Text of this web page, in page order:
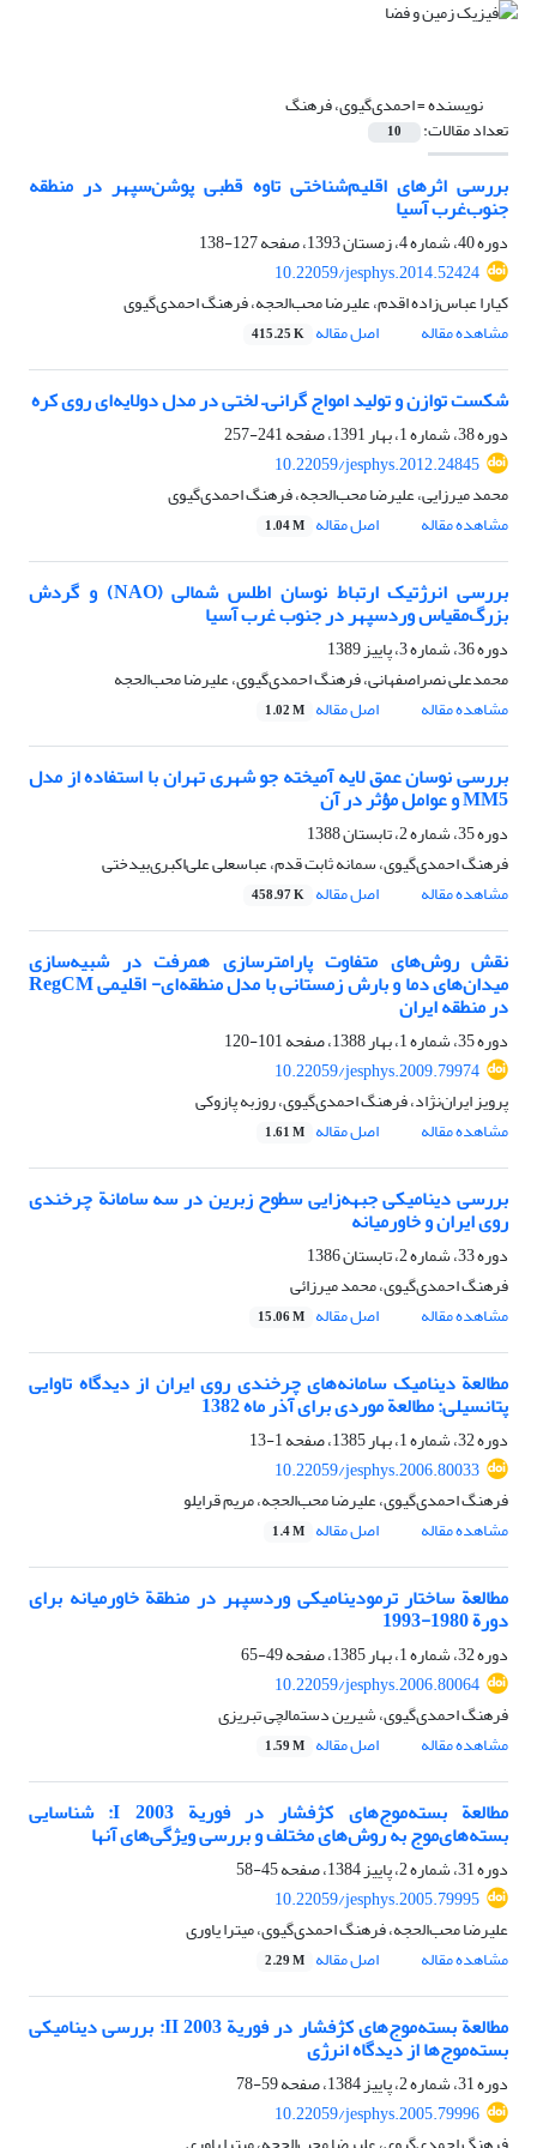
نویسنده =احمدی‌گیوی، فرهنگ
تعداد مقالات: 10
بررسی اثرهای اقلیم‌شناختی تاوه قطبی پوشن‌سپهر در منطقه
جنوب‌غرب آسیا
دوره 40، شماره 4، زمستان 1393، صفحه
127-138
10.22059/jesphys.2014.52424
کیارا عباس‌زاده ‌اقدم، علیرضا محب‌الحجه، فرهنگ احمدی‌گیوی
مشاهده مقاله
اصل مقاله 415.25 K
شکست توازن و تولید امواج گرانی– لختی در مدل دولایه‌ای روی کره
دوره 38، شماره 1، بهار 1391، صفحه
241-257
10.22059/jesphys.2012.24845
محمد میرزایی، علیرضا محب‌الحجه، فرهنگ احمدی‌گیوی
مشاهده مقاله
اصل مقاله 1.04 M
بررسی انرژتیک ارتباط نوسان اطلس شمالی (NAO) و گردش
بزرگ‌مقیاس وردسپهر در جنوب غرب آسیا
دوره 36، شماره 3، پاییز 1389
محمدعلی نصراصفهانی، فرهنگ احمدی‌گیوی، علیرضا محب‌الحجه
مشاهده مقاله
اصل مقاله 1.02 M
بررسی نوسان عمق لایه آمیخته جو شهری تهران با استفاده از مدل
MM5 و عوامل مؤثر در آن
دوره 35، شماره 2، تابستان 1388
فرهنگ احمدی‌گیوی، سمانه ثابت قدم، عباسعلی علی‌اکبری‌بیدختی
مشاهده مقاله
اصل مقاله 458.97 K
نقش روش‌های متفاوت پارامتر‌سازی همرفت در شبیه‌سازی
میدان‌های دما و بارش زمستانی با مدل منطقه‌ای- اقلیمی RegCM
در منطقه ایران
دوره 35، شماره 1، بهار 1388، صفحه
101-120
10.22059/jesphys.2009.79974
پرویز ایران‌نژاد، فرهنگ احمدی‌گیوی، روزبه پازوکی
مشاهده مقاله
اصل مقاله 1.61 M
بررسی دینامیکی جبهه‌زایی سطوح زبرین در سه سامانة چرخندی
روی ایران و خاورمیانه
دوره 33، شماره 2، تابستان 1386
فرهنگ احمدی‌گیوی، محمد میرزائی
مشاهده مقاله
اصل مقاله 15.06 M
مطالعة دینامیک سامانه‌های چرخندی روی ایران از دیدگاه تاوایی
پتانسیلی: مطالعة موردی برای آذر ماه 1382
دوره 32، شماره 1، بهار 1385، صفحه
1-13
10.22059/jesphys.2006.80033
فرهنگ احمدی‌گیوی، علیرضا محب‌الحجه، مریم قرایلو
مشاهده مقاله
اصل مقاله 1.4 M
مطالعة ساختار ترمودینامیکی وردسپهر در منطقة خاورمیانه برای
دورة 1980-1993
دوره 32، شماره 1، بهار 1385، صفحه
49-65
10.22059/jesphys.2006.80064
فرهنگ احمدی‌گیوی، شیرین دستمالچی تبریزی
مشاهده مقاله
اصل مقاله 1.59 M
مطالعة بسته‌موج‌های کژفشار در فوریة 2003 I: شناسایی
بسته‌های‌موج به روش‌های مختلف و بررسی ویژگی‌های آنها
دوره 31، شماره 2، پاییز 1384، صفحه
45-58
10.22059/jesphys.2005.79995
علیرضا محب‌الحجه، فرهنگ احمدی‌گیوی، میترا یاوری
مشاهده مقاله
اصل مقاله 2.29 M
مطالعة بسته‌موج‌های کژفشار در فوریة 2003 II: بررسی دینامیکی
بسته‌موج‌ها از دیدگاه انرژی
دوره 31، شماره 2، پاییز 1384، صفحه
59-78
10.22059/jesphys.2005.79996